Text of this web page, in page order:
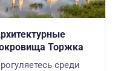
Торжка
среди